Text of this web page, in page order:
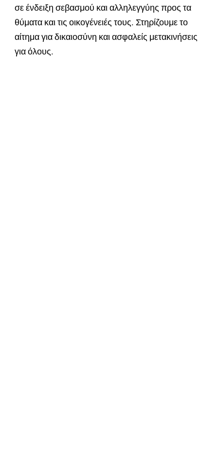
σε ένδειξη σεβασμού και αλληλεγγύης προς τα
θύματα και τις οικογένειές τους. Στηρίζουμε το
αίτημα για δικαιοσύνη και ασφαλείς μετακινήσεις
για όλους.